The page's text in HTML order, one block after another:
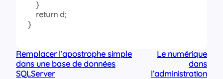
}
return d;
}
Remplacer l’apostrophe simple
dans une base de données
SQLServer
Le numérique
dans
l’administration